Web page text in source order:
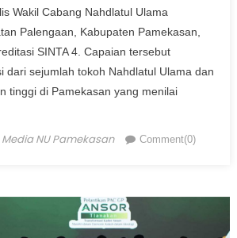
Wakil Cabang Nahdlatul Ulama
Palengaan, Kabupaten Pamekasan,
SINTA 4. Capaian tersebut
dari sejumlah tokoh Nahdlatul Ulama dan
tinggi di Pamekasan yang menilai
Author
Media NU Pamekasan Comment(0)